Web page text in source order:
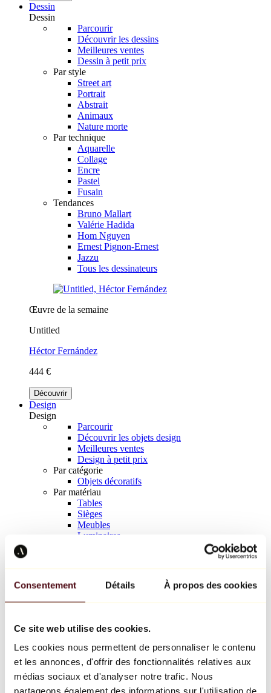
Consentement Détails À propos des cookies
Ce site web utilise des cookies.
Les cookies nous permettent de personnaliser le contenu
et les annonces, d'offrir des fonctionnalités relatives aux
médias sociaux et d'analyser notre trafic. Nous
partageons également des informations sur l'utilisation de
Dessin
Dessin
Parcourir
Découvrir les dessins
Meilleures ventes
Dessin à petit prix
Par style
Street art
Portrait
Abstrait
Animaux
Nature morte
Par technique
Aquarelle
Collage
Encre
Pastel
Fusain
Tendances
Bruno Mallart
Valérie Hadida
Hom Nguyen
Ernest Pignon-Ernest
Jazzu
Tous les dessinateurs
Œuvre de la semaine
Untitled
Héctor Fernández
444 €
Découvrir
Design
Design
Parcourir
Découvrir les objets design
Meilleures ventes
Design à petit prix
Par catégorie
Objets décoratifs
Par matériau
Tables
Sièges
Meubles
Luminaires
Richard Orlinski
Keith Haring
Jeff Koons
Jean-Michel Basquiat
Tous les designers
Œuvre de la semaine